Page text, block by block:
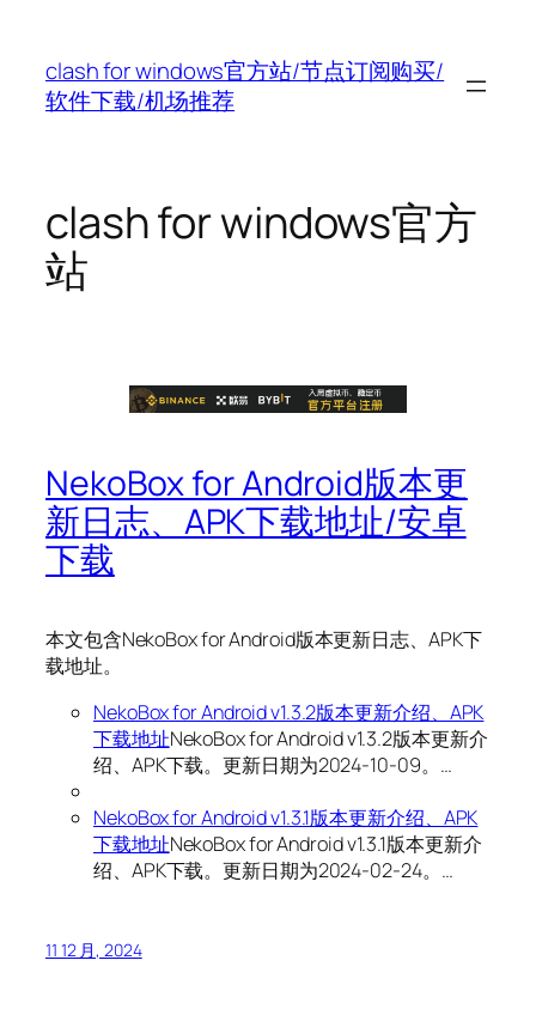
clash for windows官方站/节点订阅购买/
软件下载/机场推荐
clash for windows官方
站
NekoBox for Android版本更
新日志、APK下载地址/安卓
下载
本文包含NekoBox for Android版本更新日志、APK下
载地址。
NekoBox for Android v1.3.2版本更新介绍、APK
下载地址NekoBox for Android v1.3.2版本更新介
绍、APK下载。更新日期为2024-10-09。…
NekoBox for Android v1.3.1版本更新介绍、APK
下载地址NekoBox for Android v1.3.1版本更新介
绍、APK下载。更新日期为2024-02-24。…
11 12 月, 2024